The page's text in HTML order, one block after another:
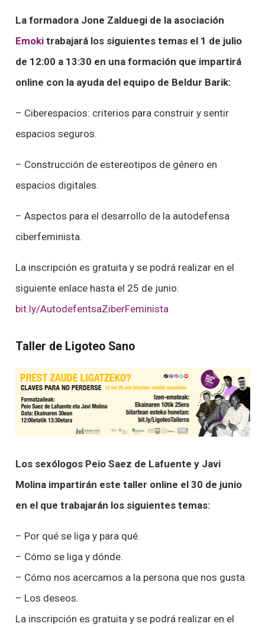
La formadora Jone Zalduegi de la asociación
Emoki trabajará los siguientes temas el 1 de julio
de 12:00 a 13:30 en una formación que impartirá
online con la ayuda del equipo de Beldur Barik:
– Ciberespacios: criterios para construir y sentir
espacios seguros.
– Construcción de estereotipos de género en
espacios digitales.
– Aspectos para el desarrollo de la autodefensa
ciberfeminista.
La inscripción es gratuita y se podrá realizar en el
siguiente enlace hasta el 25 de junio:
bit.ly/AutodefentsaZiberFeminista
Taller de Ligoteo Sano
Los sexólogos Peio Saez de Lafuente y Javi
Molina impartirán este taller online el 30 de junio
en el que trabajarán los siguientes temas:
– Por qué se liga y para qué.
– Cómo se liga y dónde.
– Cómo nos acercamos a la persona que nos gusta.
– Los deseos.
La inscripción es gratuita y se podrá realizar en el